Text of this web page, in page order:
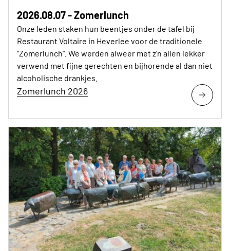
2026.08.07 - Zomerlunch
Onze leden staken hun beentjes onder de tafel bij
Restaurant Voltaire in Heverlee voor de traditionele
"Zomerlunch". We werden alweer met z'n allen lekker
verwend met fijne gerechten en bijhorende al dan niet
alcoholische drankjes.
Zomerlunch 2026